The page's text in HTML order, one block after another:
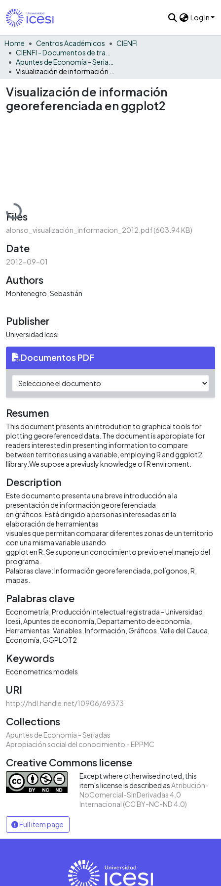
Log In
Home Centros Académicos
CIENFI
Visualización de información
georeferenciada en ggplot2
Loading...
Files
alonso_visualización_informacion_2012.pdf(603.94 KB)
Date
2012-09-01
Authors
Montenegro, Sebastián
Publisher
Universidad Icesi
Documentos PDF
Resumen
This document presents an introdution to graphical tools for
plotting georeferenced data. The document is appropiate for
readers interested in presenting information to compare
between territories using a variable, employing R and ggplot2
llibrary.We supose a previusly knowledge of R enviroment.
Description
Este documento presenta una breve introducción a la
presentación de información georeferenciada
en gráficos. Está dirigido a personas interesadas en la
elaboración de herramientas
visuales que permitan comparar diferentes zonas de un territorio
con una misma variable usando
ggplot en R. Se supone un conocimiento previo en el manejo del
programa.
Palabras clave: Información georeferenciada, polígonos, R,
mapas.
Palabras clave
Econometría Producción intelectual registrada - Universidad
Icesi Apuntes de economía Departamento de economía
Herramientas Variables Información Gráficos Valle del Cauca
Economía GGPLOT2
Keywords
Econometrics models
URI
http://hdl.handle.net/10906/69373
Collections
Apuntes de Economía - Seriadas
Apropiación social del conocimiento - EPPMC
Creative Commons license
Except where otherwised noted, this
item's license is described asAtribución-
NoComercial-SinDerivadas 4.0
Internacional (CC BY-NC-ND 4.0)
Full item page